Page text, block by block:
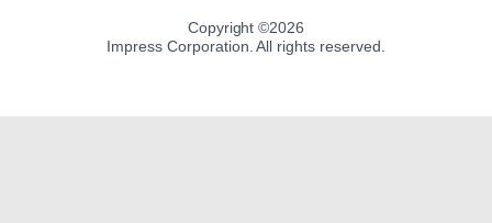
Copyright ©2026
Impress Corporation. All rights reserved.